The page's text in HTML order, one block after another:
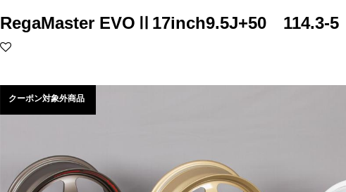
RegaMaster EVOⅡ17inch9.5J+50 114.3-5
クーポン対象外商品